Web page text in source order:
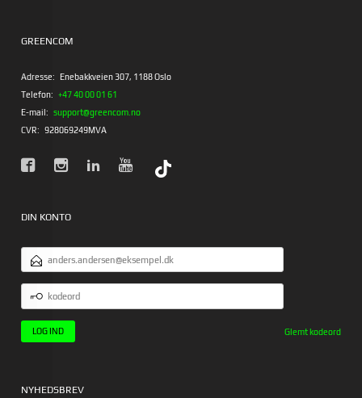
GREENCOM
Adresse: Enebakkveien 307, 1188 Oslo
Telefon: +47 40 00 01 61
E-mail: support@greencom.no
CVR: 928069249MVA
DIN KONTO
EMAILADRESSE
Glemt kodeord
NYHEDSBREV